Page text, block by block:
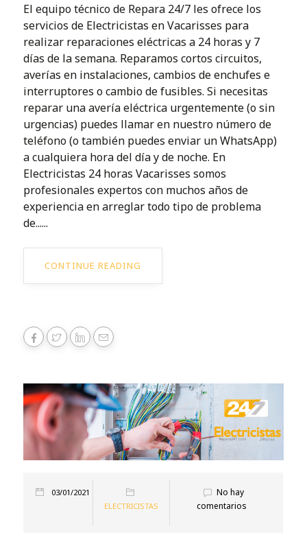
El equipo técnico de Repara 24/7 les ofrece los
servicios de Electricistas en Vacarisses para
realizar reparaciones eléctricas a 24 horas y 7
días de la semana. Reparamos cortos circuitos,
averías en instalaciones, cambios de enchufes e
interruptores o cambio de fusibles. Si necesitas
reparar una avería eléctrica urgentemente (o sin
urgencias) puedes llamar en nuestro número de
teléfono (o también puedes enviar un WhatsApp)
a cualquiera hora del día y de noche. En
Electricistas 24 horas Vacarisses somos
profesionales expertos con muchos años de
experiencia en arreglar todo tipo de problema
de......
CONTINUE READING
03/01/2021
ELECTRICISTAS
No hay
comentarios